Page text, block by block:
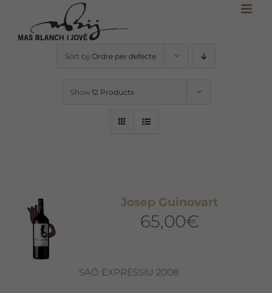
content
Sort by Ordre per defecte
Show 12 Products
Josep Guinovart
65,00€
SAÓ EXPRESSIU 2008